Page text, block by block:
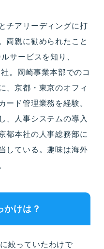
チアリーディングに打
両親に勧められたこと
サービスを知り、
。岡崎事業本部でのコ
、京都・東京のオフィ
ード管理業務を経験。
、人事システムの導入
都本社の人事総務部に
している。趣味は海外
かけは？
絞っていたわけで